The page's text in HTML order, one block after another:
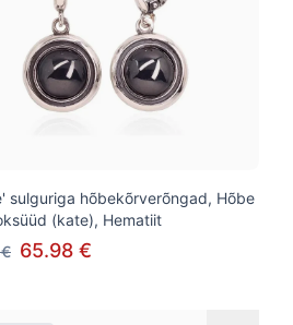
sulguriga hõbekõrverõngad, Hõbe
(kate), Hematiit
65.98 €